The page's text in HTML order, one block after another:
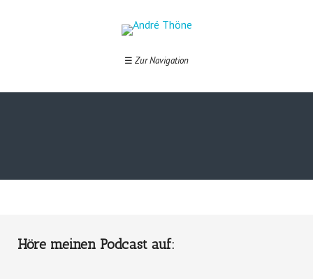
☰ Zur Navigation
Goodlife starterset
Höre meinen Podcast auf: